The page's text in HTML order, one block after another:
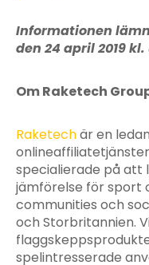
Informationen
den 24 april 2019 kl.
Om Raketech
Raketechär en
specialierade på att
jämförelse för sport
communities och
och Storbritannien.
spelintresserade